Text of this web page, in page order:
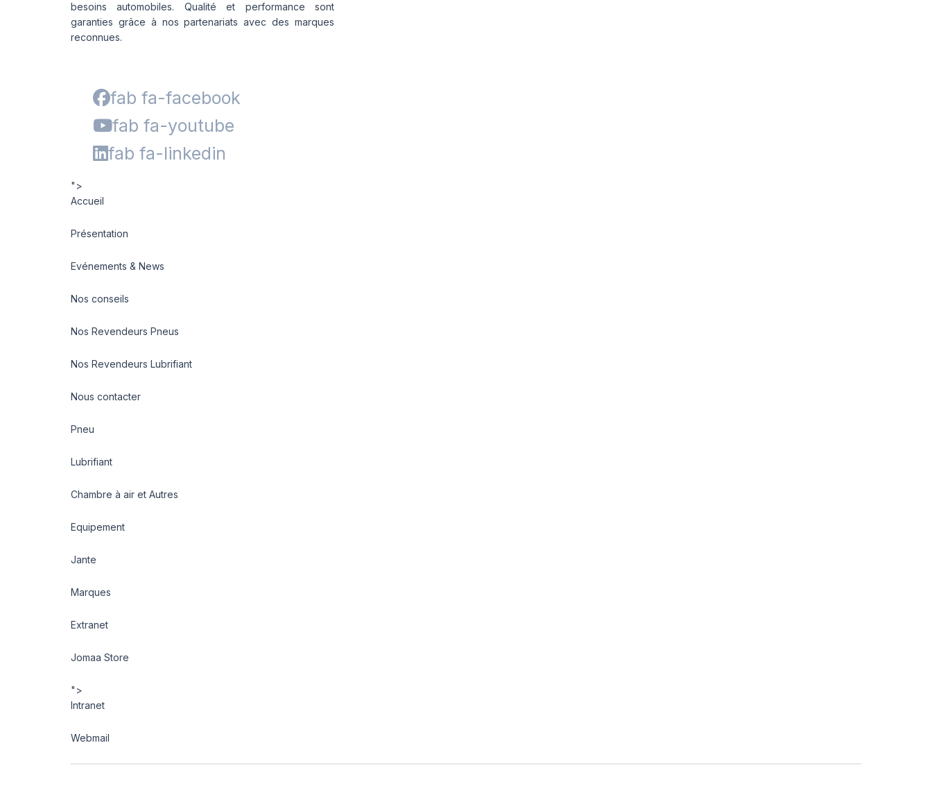
besoins automobiles. Qualité et performance sont
garanties grâce à nos partenariats avec des marques
reconnues.
fab fa-facebook
fab fa-youtube
fab fa-linkedin
">
Accueil
Présentation
Evénements & News
Nos conseils
Nos Revendeurs Pneus
Nos Revendeurs Lubrifiant
Nous contacter
Pneu
Lubrifiant
Chambre à air et Autres
Equipement
Jante
Marques
Extranet
Jomaa Store
">
Intranet
Webmail